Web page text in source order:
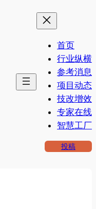
首页
行业纵横
参考消息
项目动态
技改增效
专家在线
智慧工厂
投稿